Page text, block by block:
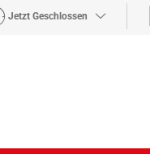
Jetzt Geschlossen